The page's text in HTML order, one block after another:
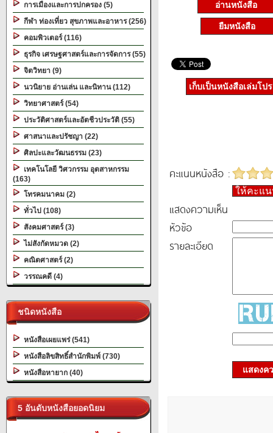
การเมืองและการปกครอง (5)
กีฬา ท่องเที่ยว สุขภาพและอาหาร (256)
คอมพิวเตอร์ (116)
ธุรกิจ เศรษฐศาสตร์และการจัดการ (55)
จิตวิทยา (9)
นวนิยาย อ่านเล่น และนิทาน (112)
วิทยาศาสตร์ (54)
ประวัติศาสตร์และอัตชีวประวัติ (55)
ศาสนาและปรัชญา (22)
ศิลปะและวัฒนธรรม (23)
เทคโนโลยี วิศวกรรม อุตสาหกรรม
(163)
โทรคมนาคม (2)
ทั่วไป (108)
สังคมศาสตร์ (3)
ไม่สังกัดหมวด (2)
คณิตศาสตร์ (2)
วรรณคดี (4)
ชนิดหนังสือ
หนังสือเผยแพร่ (541)
หนังสือลิขสิทธิ์สำนักพิมพ์ (730)
หนังสือหายาก (40)
5 อันดับหนังสือยอดนิยม
อ่านหนังสือ
ยืมหนังสือ
เก็บเป็นหนังสือเล่มโป
คะแนนหนังสือ :
ให้คะแ
แสดงความเห็น
หัวข้อ
รายละเอียด
แสดงค